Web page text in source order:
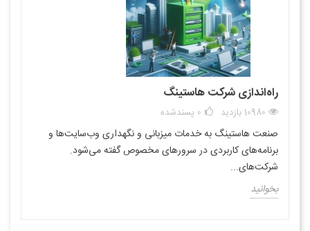
راه‌اندازی شرکت هاستینگ
10980 بازدید 0 پسندشده
صنعت هاستینگ به خدمات میزبانی و نگهداری وب‌سایت‌ها و
برنامه‌های کاربردی در سرورهای مخصوص گفته می‌شود.
شرکت‌های...
بخوانید